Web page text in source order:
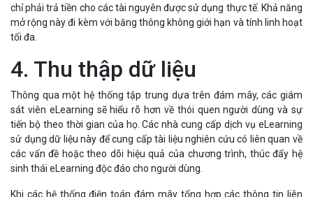
chỉ phải trả tiền cho các tài nguyên được sử dụng thực tế. Khả năng
mở rộng này đi kèm với băng thông không giới hạn và tính linh hoạt
tối đa.
4. Thu thập dữ liệu
Thông qua một hệ thống tập trung dựa trên đám mây, các giám
sát viên eLearning sẽ hiểu rõ hơn về thói quen người dùng và sự
tiến bộ theo thời gian của họ. Các nhà cung cấp dịch vụ eLearning
sử dụng dữ liệu này để cung cấp tài liệu nghiên cứu có liên quan về
các vấn đề hoặc theo dõi hiệu quả của chương trình, thúc đẩy hệ
sinh thái eLearning độc đáo cho người dùng.
Khi các hệ thống điện toán đám mây tổng hợp các thông tin liên